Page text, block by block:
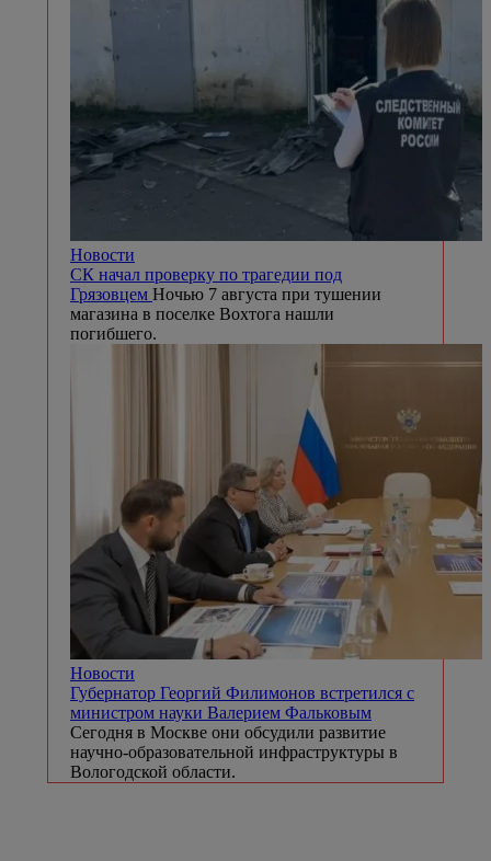
Новости
СК начал проверку по трагедии под
Грязовцем Ночью 7 августа при тушении
магазина в поселке Вохтога нашли
погибшего.
Новости
Губернатор Георгий Филимонов встретился с
министром науки Валерием Фальковым
Сегодня в Москве они обсудили развитие
научно-образовательной инфраструктуры в
Вологодской области.